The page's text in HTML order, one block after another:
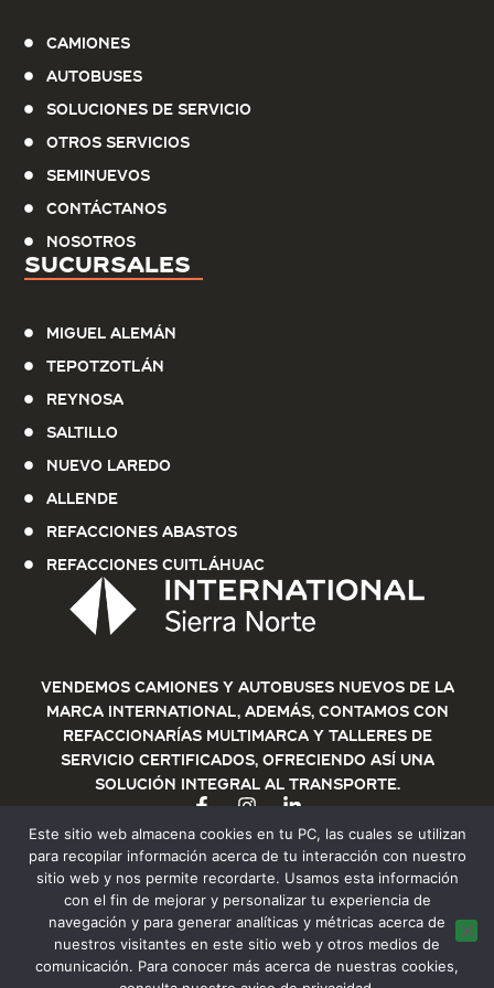
Vendemos Camiones y Autobuses nuevos de la
marca International, además, contamos con
refaccionarías multimarca y talleres de
servicio certificados, ofreciendo así una
solución integral al transporte.
Sucursales
Miguel Alemán
Tepotzotlán
Reynosa
Saltillo
Nuevo Laredo
Allende
Refacciones Abastos
Refacciones Cuitláhuac
Camiones
Autobuses
Soluciones de servicio
Otros Servicios
Seminuevos
Contáctanos
Nosotros
© 2025 Sierra norte, Todos los derechos
Este sitio web almacena cookies en tu PC, las cuales se utilizan
para recopilar información acerca de tu interacción con nuestro
sitio web y nos permite recordarte. Usamos esta información
con el fin de mejorar y personalizar tu experiencia de
navegación y para generar analíticas y métricas acerca de
nuestros visitantes en este sitio web y otros medios de
comunicación. Para conocer más acerca de nuestras cookies,